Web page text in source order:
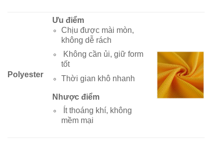
Polyester
Ưu điểm
Chịu được mài mòn,
không dễ rách
Không cần ủi, giữ form
tốt
Thời gian khô nhanh
Nhược điểm
Ít thoáng khí, không
mềm mại